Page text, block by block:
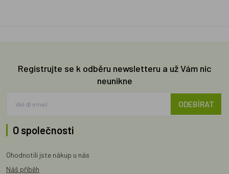
Registrujte se k odběru newsletteru a už Vám nic
neunikne
ODEBÍRAT
O společnosti
Ohodnotili jste nákup u nás
Náš příběh